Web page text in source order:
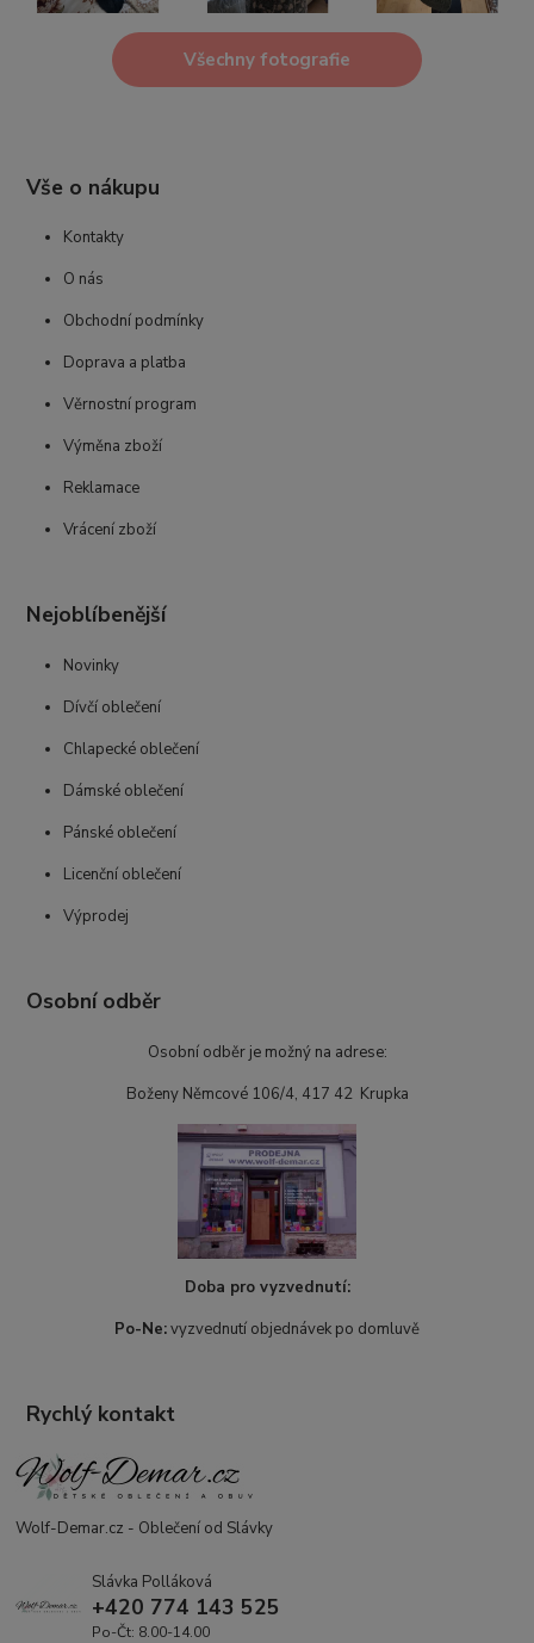
Všechny fotografie
Vše o nákupu
Kontakty
O nás
Obchodní podmínky
Doprava a platba
Věrnostní program
Výměna zboží
Reklamace
Vrácení zboží
Nejoblíbenější
Novinky
Dívčí oblečení
Chlapecké oblečení
Dámské oblečení
Pánské oblečení
Licenční oblečení
Výprodej
Osobní odběr
Osobní odběr je možný na adrese:
Boženy Němcové 106/4, 417 42 Krupka
Doba pro vyzvednutí:
Po-Ne:vyzvednutí objednávek po domluvě
Rychlý kontakt
Wolf-Demar.cz - Oblečení od Slávky
Slávka Polláková
+420 774 143 525
Po-Čt: 8.00-14.00